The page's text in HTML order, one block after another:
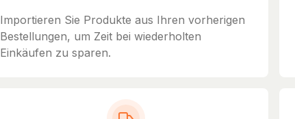
Importieren Sie Produkte aus Ihren vorherigen
Bestellungen, um Zeit bei wiederholten
Einkäufen zu sparen.